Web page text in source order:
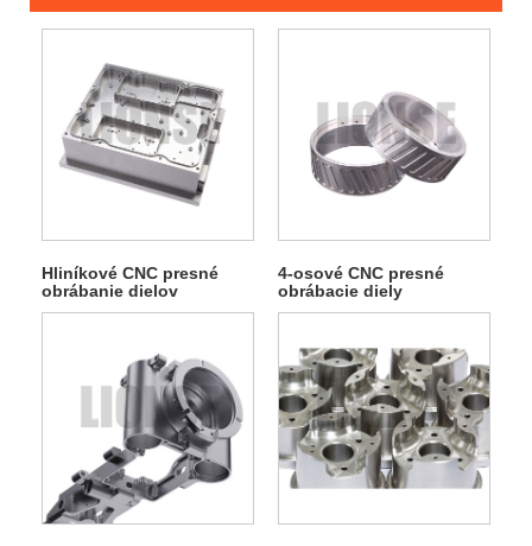
Hliníkové CNC presné
obrábanie dielov
4-osové CNC presné
obrábacie diely